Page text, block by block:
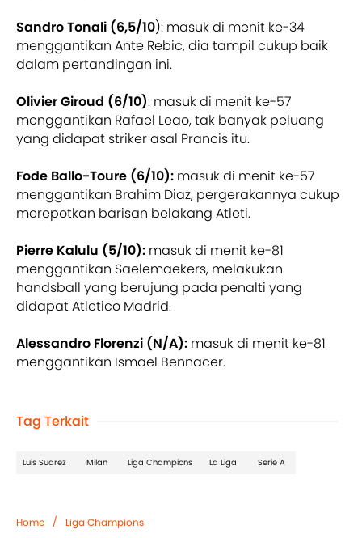
Sandro Tonali (6,5/10): masuk di menit ke-34
menggantikan Ante Rebic, dia tampil cukup baik
dalam pertandingan ini.
Olivier Giroud (6/10): masuk di menit ke-57
menggantikan Rafael Leao, tak banyak peluang
yang didapat striker asal Prancis itu.
Fode Ballo-Toure (6/10): masuk di menit ke-57
menggantikan Brahim Diaz, pergerakannya cukup
merepotkan barisan belakang Atleti.
Pierre Kalulu (5/10): masuk di menit ke-81
menggantikan Saelemaekers, melakukan
handsball yang berujung pada penalti yang
didapat Atletico Madrid.
Alessandro Florenzi (N/A): masuk di menit ke-81
menggantikan Ismael Bennacer.
Tag Terkait
Luis Suarez Milan Liga Champions La Liga Serie A
Home / Liga Champions